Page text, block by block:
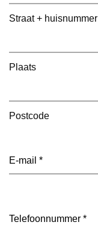
Straat + huisnummer
Plaats
Postcode